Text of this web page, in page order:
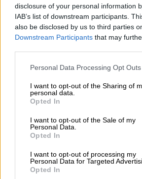
disclosure of your personal information
IAB’s list of downstream participants.
also be disclosed by us to third parties
Downstream Participants that may
Please note that this website/app uses
not limited to your visit or usage
grant or deny consent to Google and its
use your data for below specified
consent section.
Personal Data Processing Opt Outs
I want to opt-out of the Sharing of
personal data.
Opted In
I want to opt-out of the Sale of my
Personal Data.
Opted In
I want to opt-out of processing my
Personal Data for Targeted
Opted In
«Απ΄ότι ξέρω και η
πως τοόπλο ήταν παιδικό
Άλλωστε και ο καθηγητής
αυτά πουγράφονται και
πραγματικότητα εμείς
αλήθεια και τα ίδια μας τα
Όπως έγινε γνωστό, ο
συνέχεια στο Τμήμα
κατήγγειλε το γεγονός, ενώ